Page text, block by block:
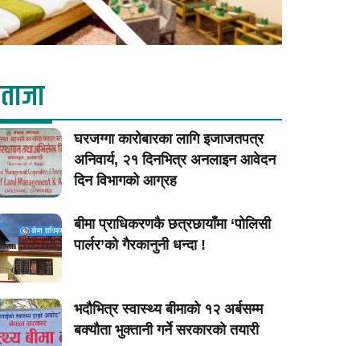
ताजा
घरजग्गा कारोबारका लागि इजाजतपत्र
अनिवार्य, २१ दिनभित्र अनलाइन आवेदन
दिन विभागको आग्रह
बीमा प्राधिकरणकै छत्रछायाँमा ‘पोलिसी
पार्लर’को गैरकानुनी धन्दा !
भदौभित्र स्वास्थ्य बीमाको १२ अर्बसम्म
बक्यौता भुक्तानी गर्ने सरकारको तयारी